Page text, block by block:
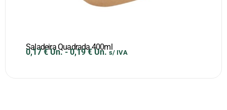
Saladeira Quadrada 400ml
0,17€ Un.-0,19€ Un. s/ IVA